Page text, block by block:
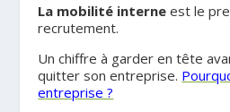
La mobilité interne est le
recrutement.
Un chiffre à garder en tête
quitter son entreprise.
entreprise ?